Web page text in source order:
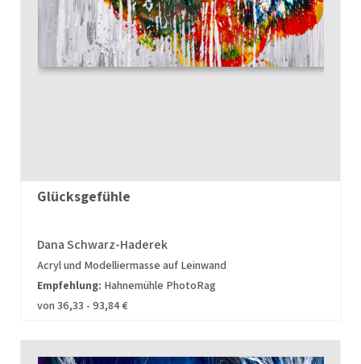
Glücksgefühle
Dana Schwarz-Haderek
Acryl und Modelliermasse auf Leinwand
Empfehlung: Hahnemühle PhotoRag
von 36,33 - 93,84 €